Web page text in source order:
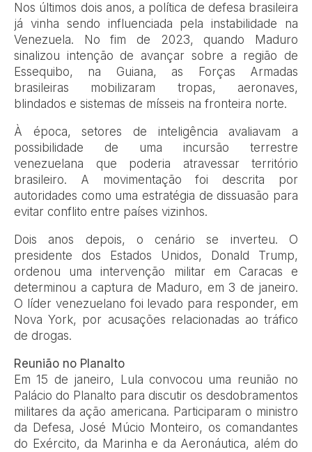
Nos últimos dois anos, a política de defesa brasileira
já vinha sendo influenciada pela instabilidade na
Venezuela. No fim de 2023, quando Maduro
sinalizou intenção de avançar sobre a região de
Essequibo, na Guiana, as Forças Armadas
brasileiras mobilizaram tropas, aeronaves,
blindados e sistemas de mísseis na fronteira norte.
À época, setores de inteligência avaliavam a
possibilidade de uma incursão terrestre
venezuelana que poderia atravessar território
brasileiro. A movimentação foi descrita por
autoridades como uma estratégia de dissuasão para
evitar conflito entre países vizinhos.
Dois anos depois, o cenário se inverteu. O
presidente dos Estados Unidos, Donald Trump,
ordenou uma intervenção militar em Caracas e
determinou a captura de Maduro, em 3 de janeiro.
O líder venezuelano foi levado para responder, em
Nova York, por acusações relacionadas ao tráfico
de drogas.
Reunião no Planalto
Em 15 de janeiro, Lula convocou uma reunião no
Palácio do Planalto para discutir os desdobramentos
militares da ação americana. Participaram o ministro
da Defesa, José Múcio Monteiro, os comandantes
do Exército, da Marinha e da Aeronáutica, além do